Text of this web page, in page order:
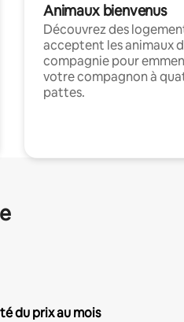
Animaux bienvenus
Découvrez des
acceptent les animaux
compagnie pour
votre compagnon à
pattes.
du prix au mois